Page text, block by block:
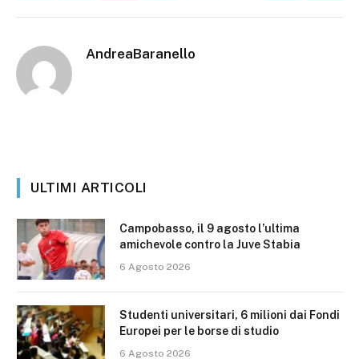
AndreaBaranello
ULTIMI ARTICOLI
Campobasso, il 9 agosto l’ultima
amichevole contro la Juve Stabia
6 Agosto 2026
Studenti universitari, 6 milioni dai Fondi
Europei per le borse di studio
6 Agosto 2026